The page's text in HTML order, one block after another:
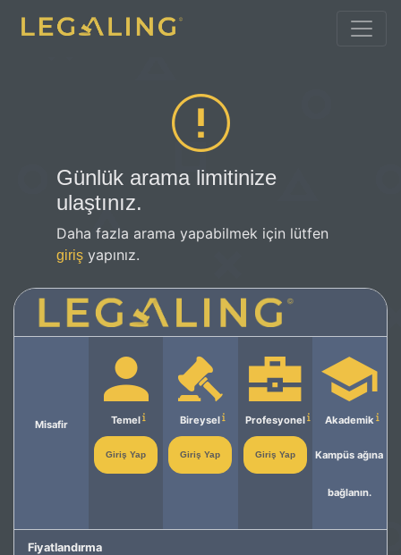
Günlük arama limitinize
ulaştınız.
Daha fazla arama yapabilmek için lütfen
giriş yapınız.
Misafir Temel
Giriş Yap
Bireysel
Giriş Yap
Profesyonel
Giriş Yap
Akademik
Kampüs ağına
bağlanın.
Fiyatlandırma